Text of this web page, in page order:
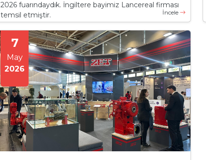
2026 fuarındaydık. İngiltere bayimiz Lancereal firması
temsil etmiştir.
İncele
7
May
2026